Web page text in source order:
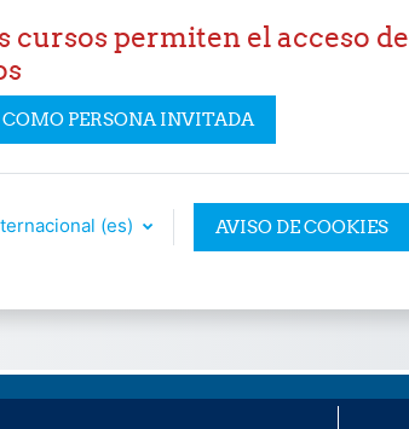
cursos permiten el acceso de
PERSONA INVITADA
‎(es)‎ AVISO DE COOKIES